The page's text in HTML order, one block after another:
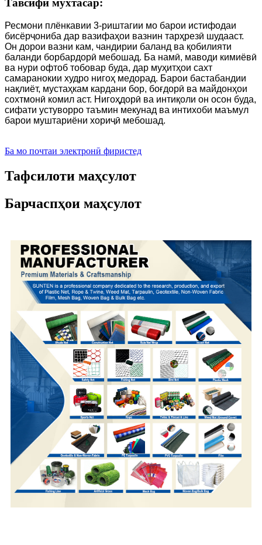
Тавсифи мухтасар:
Ресмони плёнкавии 3-риштагии мо барои истифодаи
бисёрҷониба дар вазифаҳои вазнин тарҳрезӣ шудааст.
Он дорои вазни кам, чандирии баланд ва қобилияти
баланди борбардорӣ мебошад. Ба намӣ, маводи кимиёвӣ
ва нури офтоб тобовар буда, дар муҳитҳои сахт
самаранокии худро нигоҳ медорад. Барои бастабандии
нақлиёт, мустаҳкам кардани бор, боғдорӣ ва майдонҳои
сохтмонӣ комил аст. Нигоҳдорӣ ва интиқоли он осон буда,
сифати устуворро таъмин мекунад ва интихоби маъмул
барои муштариёни хориҷӣ мебошад.
Ба мо почтаи электронӣ фиристед
Тафсилоти маҳсулот
Барчаспҳои маҳсулот